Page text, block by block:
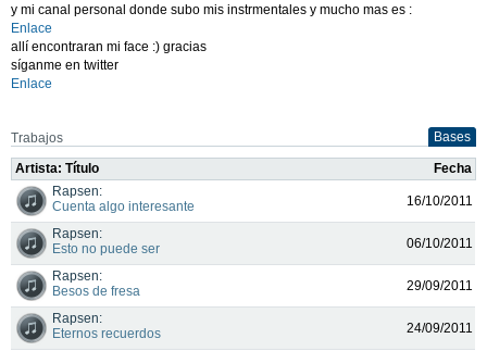
y mi canal personal donde subo mis instrmentales y mucho mas es :
Enlace
allí encontraran mi face :) gracias
síganme en twitter
Enlace
Trabajos Bases
Artista: Título
Fecha
Rapsen:
Cuenta algo interesante
16/10/2011
Rapsen:
Esto no puede ser
06/10/2011
Rapsen:
Besos de fresa
29/09/2011
Rapsen:
Eternos recuerdos
24/09/2011